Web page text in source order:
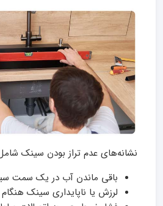
نشانه‌های عدم تراز بودن سینک
باقی ماندن آب در یک سمت
لرزش یا ناپایداری سینک هنگام